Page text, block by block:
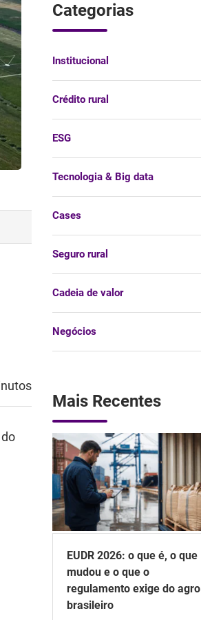
Categorias
Institucional
Crédito rural
ESG
Tecnologia & Big data
Cases
Seguro rural
Cadeia de valor
Negócios
Mais Recentes
EUDR 2026: o que é, o que
mudou e o que o
regulamento exige do agro
brasileiro